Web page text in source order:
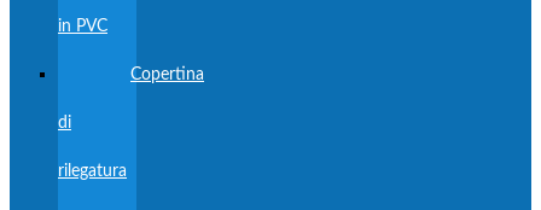
in PVC
Copertina
di
rilegatura